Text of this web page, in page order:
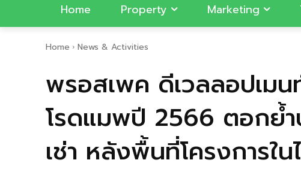
Home Property Marketing
Home News & Activities
พรอสเพค ดีเวลลอปเมน
โรดแมพปี 2566 ตอกย้
เช่า หลังพื้นที่โครงการใ